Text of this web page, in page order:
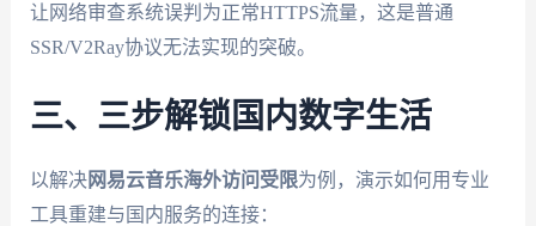
让网络审查系统误判为正常HTTPS流量，这是普通
SSR/V2Ray协议无法实现的突破。
三、三步解锁国内数字生活
以解决网易云音乐海外访问受限为例，演示如何用专业
工具重建与国内服务的连接：